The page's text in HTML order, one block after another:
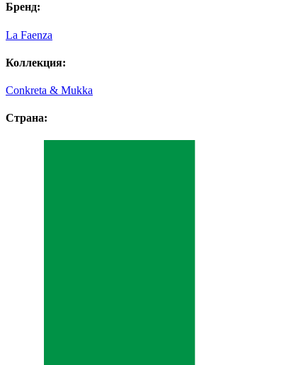
Бренд:
La Faenza
Коллекция:
Conkreta & Mukka
Страна: